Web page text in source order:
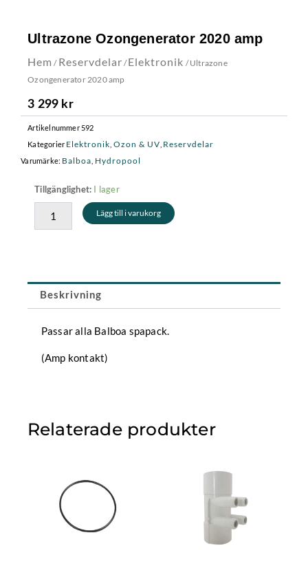
Ultrazone Ozongenerator 2020 amp
Hem / Reservdelar /Elektronik / Ultrazone
Ozongenerator 2020 amp
3 299 kr
Artikelnummer 592
Kategorier Elektronik Ozon & UV Reservdelar
Varumärke: Balboa Hydropool
Tillgänglighet: I lager
Ultrazone
Ozongenerator
2020
amp
Lägg till i varukorg
Beskrivning
Passar alla Balboa spapack.
(Amp kontakt)
Relaterade produkter